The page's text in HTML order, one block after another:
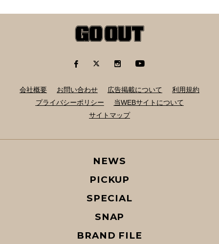
会社概要 お問い合わせ 広告掲載について
利用規約
プライバシーポリシー
当WEBサイトについて
サイトマップ
NEWS
PICKUP
SPECIAL
SNAP
BRAND FILE